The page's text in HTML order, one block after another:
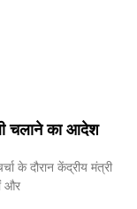
चलाने का आदेश
के दौरान केंद्रीय मंत्री
और